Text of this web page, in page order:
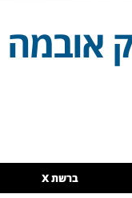
אובמה
ברשת X